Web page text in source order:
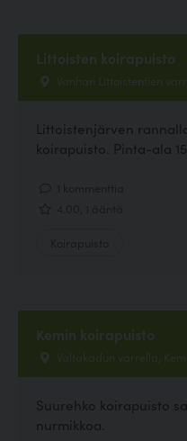
Littoisten koirapuisto
Vanhan Littoistentien
Littoistenjärven
koirapuisto. Pinta-ala
Kemin koirapuisto
Valtakadun varrella, Kemi
Suurehko koirapuisto
nurmikkoa.